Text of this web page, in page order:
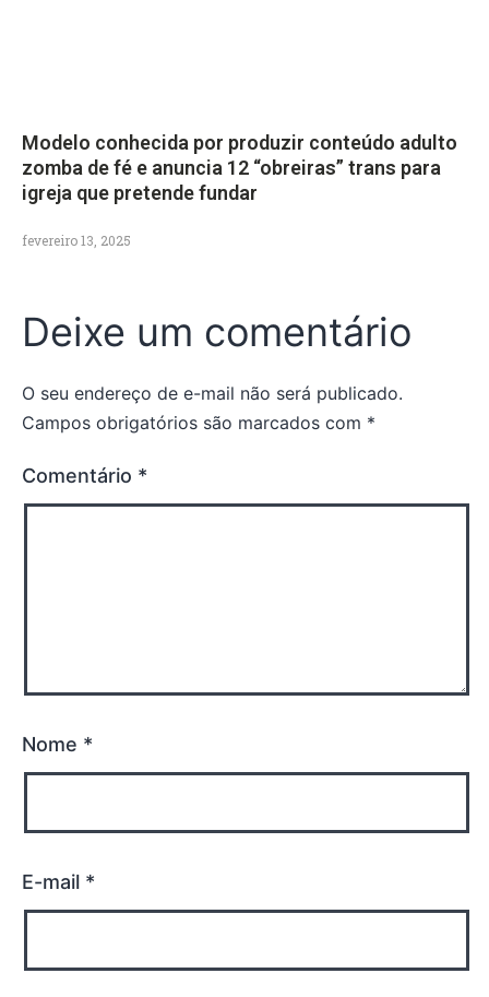
Modelo conhecida por produzir conteúdo adulto
zomba de fé e anuncia 12 “obreiras” trans para
igreja que pretende fundar
fevereiro 13, 2025
Deixe um comentário
O seu endereço de e-mail não será publicado.
Campos obrigatórios são marcados com *
Comentário *
Nome *
E-mail *